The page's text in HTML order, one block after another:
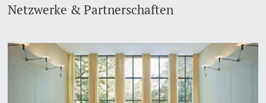
Netzwerke & Partnerschaften